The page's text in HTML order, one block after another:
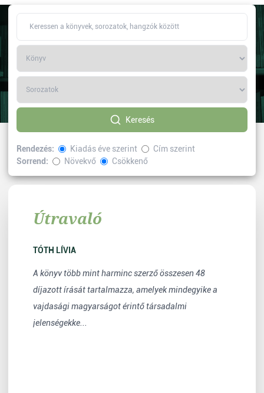
Keresés
Rendezés: Kiadás éve szerint
Cím szerint
Sorrend:
Növekvő Csökkenő
Kiválasztott címke:Publicisztika
Útravaló
TÓTH LÍVIA
A könyv több mint harminc szerző összesen 48
díjazott írását tartalmazza, amelyek mindegyike a
vajdasági magyarságot érintő társadalmi
jelenségekke...